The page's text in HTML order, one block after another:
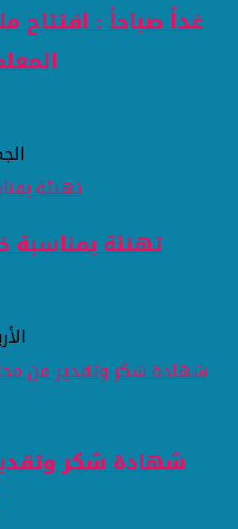
غداً صباحاً : افتتاح
الجمعة 23
تهنئة بمناسبة
الأربعاء 21
شهادة شكر